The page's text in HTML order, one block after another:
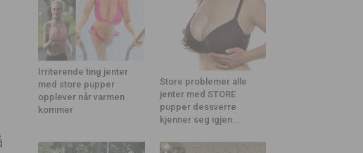
Irriterende ting jenter
med store pupper
opplever når varmen
kommer
Store problemer alle
jenter med STORE
pupper dessverre
kjenner seg igjen...